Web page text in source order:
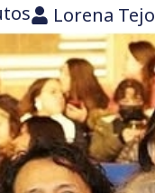
Lorena Tejo